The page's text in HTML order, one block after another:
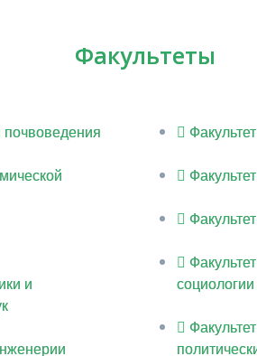
Факультеты
почвоведения
и